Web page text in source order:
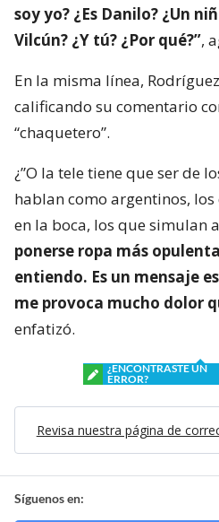
soy yo? ¿Es Danilo? ¿Un
Vilcún? ¿Y tú? ¿Por qué?”,
En la misma línea,
calificando su comentario
“chaquetero”.
¿”O la tele tiene que ser de
hablan como argentinos,
en la boca, los que simulan
ponerse ropa más
entiendo. Es un mensaje
me provoca mucho dolor
enfatizó.
¿ENCONTRASTE UN
ERROR?
Revisa nuestra página de
Síguenos en: